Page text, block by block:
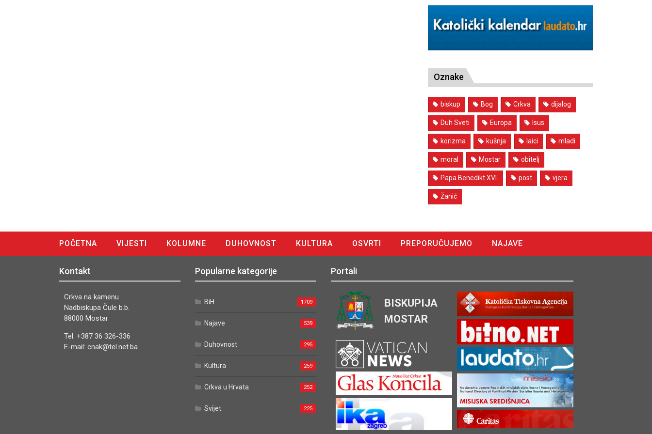
Oznake
biskup Bog Crkva dijalog
Duh Sveti Europa Isus
korizma kušnja laici mladi
moral Mostar obitelj
Papa Benedikt XVI. post vjera
Žanić
POČETNA VIJESTI KOLUMNE DUHOVNOST KULTURA OSVRTI PREPORUČUJEMO
NAJAVE
Kontakt
Crkva na kamenu
Nadbiskupa Čule b.b.
88000 Mostar
Tel. +387 36 326-336
E-mail: cnak@tel.net.ba
Popularne kategorije
BiH 1709
Najave 539
Duhovnost 295
Kultura 259
Crkva u Hrvata 252
Svijet 225
Portali
BISKUPIJA
MOSTAR